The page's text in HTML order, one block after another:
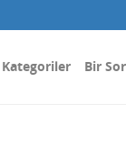
Kategoriler Bir